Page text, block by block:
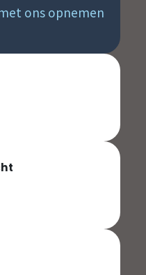
ons opnemen